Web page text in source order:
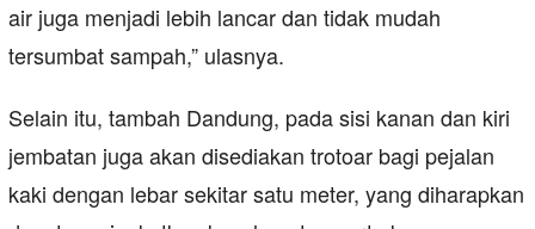
air juga menjadi lebih lancar dan tidak mudah
tersumbat sampah,” ulasnya.
Selain itu, tambah Dandung, pada sisi kanan dan kiri
jembatan juga akan disediakan trotoar bagi pejalan
kaki dengan lebar sekitar satu meter, yang diharapkan